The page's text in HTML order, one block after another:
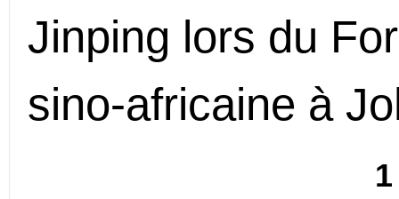
Jinping lors du
sino-africaine à
1